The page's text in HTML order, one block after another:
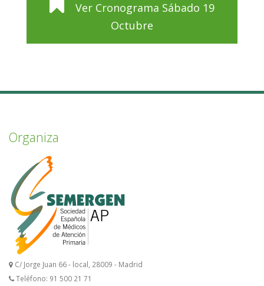
Ver Cronograma Sábado 19
Octubre
Organiza
C/ Jorge Juan 66 - local, 28009 - Madrid
Teléfono: 91 500 21 71